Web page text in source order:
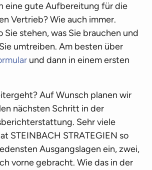
eine gute Aufbereitung für die
Vertrieb? Wie auch immer.
Sie stehen, was Sie brauchen und
umtreiben. Am besten über
und dann in einem ersten
Auf Wunsch planen wir
nächsten Schritt in der
Sehr viele
STEINBACH STRATEGIEN so
Ausgangslagen ein, zwei,
vorne gebracht. Wie das in der